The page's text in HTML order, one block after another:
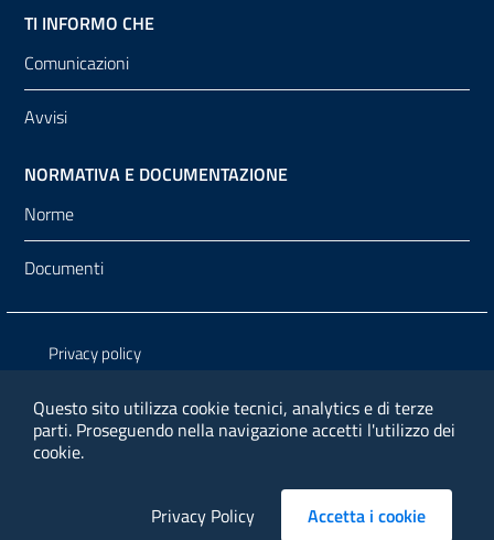
Questo sito utilizza cookie tecnici, analytics e di terze
parti. Proseguendo nella navigazione accetti l'utilizzo dei
cookie.
Privacy Policy Accetta i cookie
TI INFORMO CHE
Comunicazioni
Avvisi
NORMATIVA E DOCUMENTAZIONE
Norme
Documenti
Privacy policy
Note legali
Media policy